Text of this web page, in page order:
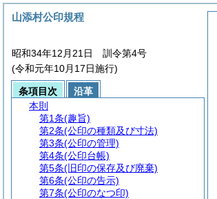
山添村公印規程
昭和34年12月21日 訓令第4号
(令和元年10月17日施行)
条項目次
沿革
本則
第1条(趣旨)
第2条(公印の種類及び寸法)
第3条(公印の管理)
第4条(公印台帳)
第5条(旧印の保存及び廃棄)
第6条(公印の告示)
第7条(公印のなつ印)